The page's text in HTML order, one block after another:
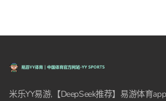
米乐YY易游,【DeepSeek推荐】易游体育